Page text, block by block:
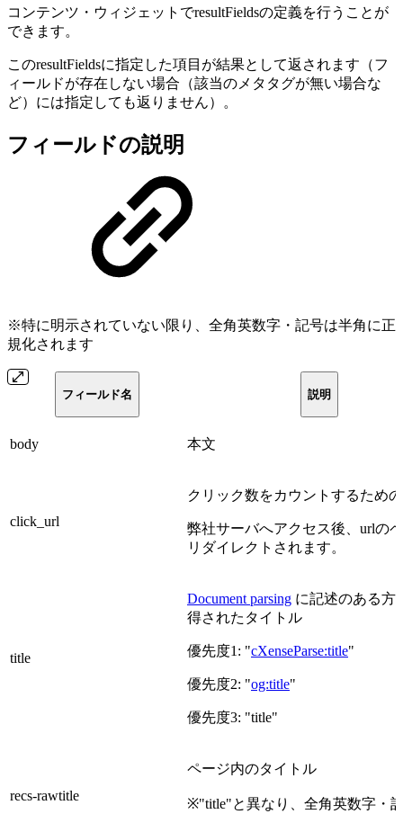
コンテンツ・ウィジェットでresultFieldsの定義を行うことが
できます。
このresultFieldsに指定した項目が結果として返されます（フ
ィールドが存在しない場合（該当のメタタグが無い場合な
ど）には指定しても返りません）。
フィールドの説明
※特に明示されていない限り、全角英数字・記号は半角に正
規化されます
フィールド名 説明
body 本文
click_url
クリック数をカウントするため
弊社サーバへアクセス後、urlの
リダイレクトされます。
title
Document parsing に記述のある方
得されたタイトル
優先度1: "cXenseParse:title"
優先度2: "og:title"
優先度3: "title"
recs-rawtitle
ページ内のタイトル
※"title"と異なり、全角英数字・